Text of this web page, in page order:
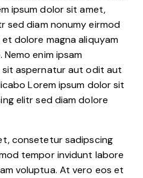
ipsum dolor sit amet,
sed diam nonumy eirmod
dolore magna aliquyam
enim ipsam
aspernatur aut odit aut
Lorem ipsum dolor sit
elitr sed diam dolore
consetetur sadipscing
tempor invidunt labore
voluptua. At vero eos et